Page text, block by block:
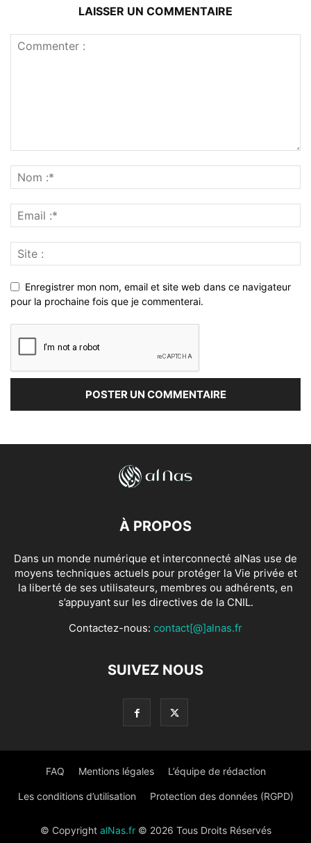
LAISSER UN COMMENTAIRE
Enregistrer mon nom, email et site web dans ce navigateur
pour la prochaine fois que je commenterai.
À PROPOS
Dans un monde numérique et interconnecté alNas use de
moyens techniques actuels pour protéger la Vie privée et
la liberté de ses utilisateurs, membres ou adhérents, en
s’appuyant sur les directives de la CNIL.
Contactez-nous: contact[@]alnas.fr
SUIVEZ NOUS
FAQ Mentions légales L’équipe de rédaction
Les conditions d’utilisation Protection des données (RGPD)
© Copyright alNas.fr© 2026 Tous Droits Réservés